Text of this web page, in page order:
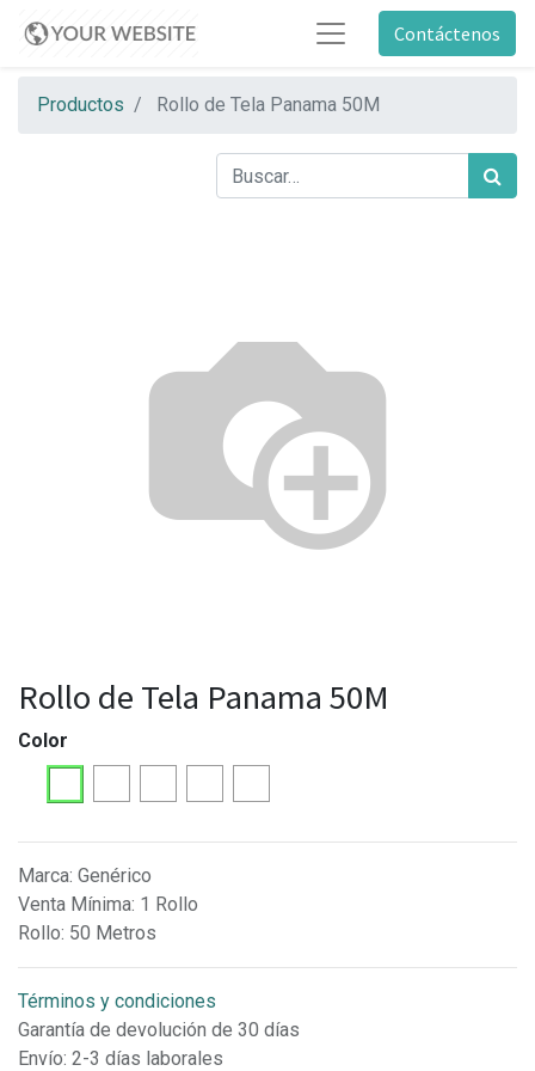
Contáctenos
Productos Rollo de Tela Panama 50M
Rollo de Tela Panama 50M
Color
Marca: Genérico
Venta Mínima: 1 Rollo
Rollo: 50 Metros
Términos y condiciones
Garantía de devolución de 30 días
Envío: 2-3 días laborales